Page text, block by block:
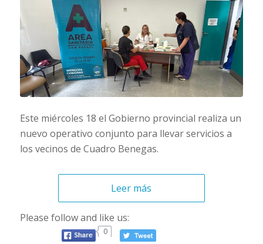
Este miércoles 18 el Gobierno provincial realiza un
nuevo operativo conjunto para llevar servicios a
los vecinos de Cuadro Benegas.
Leer más
Please follow and like us:
0